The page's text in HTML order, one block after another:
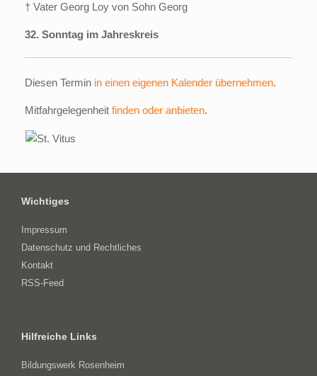
† Vater Georg Loy von Sohn Georg
32. Sonntag im Jahreskreis
Diesen Termin in einen eigenen Kalender übernehmen.
Mitfahrgelegenheit finden oder anbieten.
Wichtiges
Impressum
Datenschutz und Rechtliches
Kontakt
RSS-Feed
Hilfreiche Links
Bildungswerk Rosenheim